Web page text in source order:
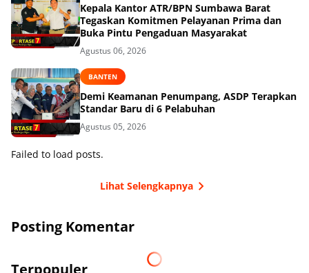
Kepala Kantor ATR/BPN Sumbawa Barat
Tegaskan Komitmen Pelayanan Prima dan
Buka Pintu Pengaduan Masyarakat
Agustus 06, 2026
BANTEN
Demi Keamanan Penumpang, ASDP Terapkan
Standar Baru di 6 Pelabuhan
Agustus 05, 2026
Failed to load posts.
Lihat Selengkapnya
Posting Komentar
Terpopuler